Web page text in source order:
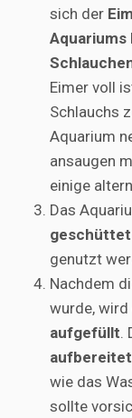
sich der
Aquariums
Eimer voll
Schlauchs
Aquarium
ansaugen
einige
Das
geschüttet
genutzt
Nachdem
wurde,
aufgefüllt.
aufbereitet
wie das
sollte